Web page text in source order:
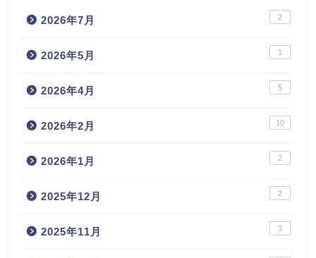
2026年7月 2
2026年5月 1
2026年4月 5
2026年2月 10
2026年1月 2
2025年12月 2
2025年11月 3